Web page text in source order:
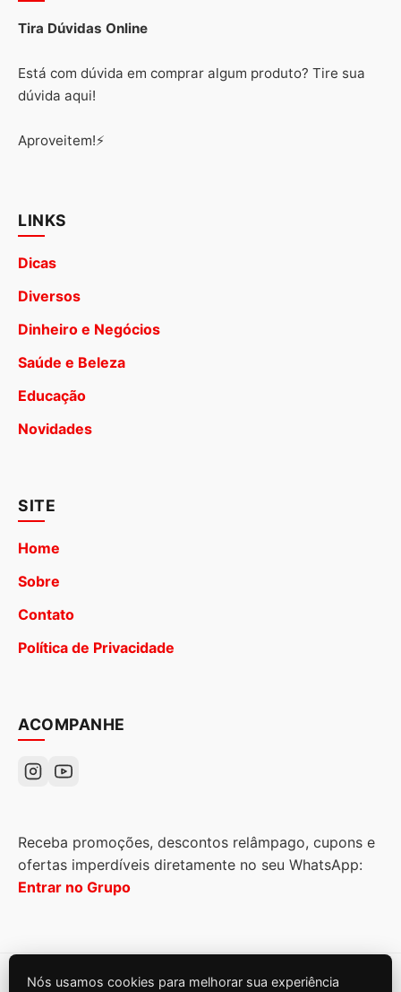
Tira Dúvidas Online
Está com dúvida em comprar algum produto? Tire sua
dúvida aqui!
Aproveitem!⚡
LINKS
Dicas
Diversos
Dinheiro e Negócios
Saúde e Beleza
Educação
Novidades
SITE
Home
Sobre
Contato
Política de Privacidade
ACOMPANHE
Receba promoções, descontos relâmpago, cupons e
ofertas imperdíveis diretamente no seu WhatsApp:
Entrar no Grupo
Nós usamos cookies para melhorar sua experiência